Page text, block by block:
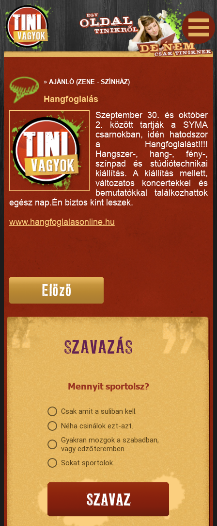
»AJÁNLÓ (ZENE - SZÍNHÁZ)
Hangfoglalás
Szeptember 30. és október
2. között tartják a SYMA
csarnokban, idén hatodszor
a Hangfoglalást!!!!
Hangszer-, hang-, fény-,
színpad és stúdiótechnikai
kiállítás. A kiállítás mellett,
változatos koncertekkel és
bemutatókkal találkozhattok
egész nap.Én biztos kint leszek.
www.hangfoglalasonline.hu
SZAVAZÁS
Mennyit sportolsz?
Csak amit a suliban kell.
Néha csinálok ezt-azt.
Gyakran mozgok a szabadban,
vagy edzőteremben.
Sokat sportolok.